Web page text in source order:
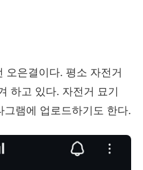
오은결이다. 평소 자전거
하고 있다. 자전거 묘기
그램에 업로드하기도 한다.